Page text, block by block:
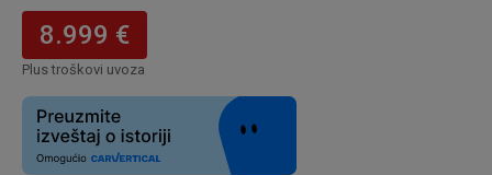
8.999 €
Plus troškovi uvoza